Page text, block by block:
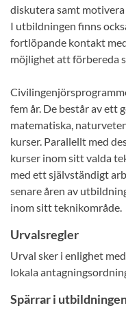
diskutera samt
I utbildningen finns
fortlöpande kontakt
möjlighet att förbereda
fem år. De består av ett
matematiska,
kurser. Parallellt med
kurser inom sitt valda
med ett självständigt
senare åren av
inom sitt teknikområde.
Urvalsregler
Urval sker i enlighet
lokala
Spärrar i